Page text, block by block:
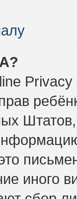
иного